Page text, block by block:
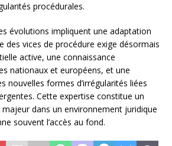
procédurales.
évolutions impliquent une adaptation
des vices de procédure exige désormais
active, une connaissance
nationaux et européens, et une
nouvelles formes d’irrégularités liées
Cette expertise constitue un
dans un environnement juridique
souvent l’accès au fond.